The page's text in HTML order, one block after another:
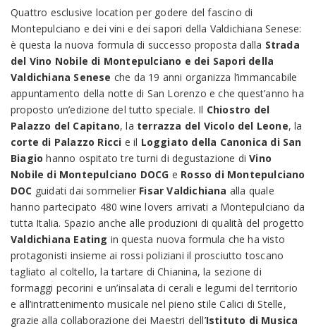
Quattro esclusive location per godere del fascino di
Montepulciano e dei vini e dei sapori della Valdichiana Senese:
è questa la nuova formula di successo proposta dalla Strada
del Vino Nobile di Montepulciano e dei Sapori della
Valdichiana Senese che da 19 anni organizza l’immancabile
appuntamento della notte di San Lorenzo e che quest’anno ha
proposto un’edizione del tutto speciale. Il Chiostro del
Palazzo del Capitano, la terrazza del Vicolo del Leone, la
corte di Palazzo Ricci e il Loggiato della Canonica di San
Biagio hanno ospitato tre turni di degustazione diVino
Nobile di Montepulciano DOCG e Rosso di Montepulciano
DOC guidati dai sommelier Fisar Valdichiana alla quale
hanno partecipato 480 wine lovers arrivati a Montepulciano da
tutta Italia. Spazio anche alle produzioni di qualità del progetto
Valdichiana Eating in questa nuova formula che ha visto
protagonisti insieme ai rossi poliziani il prosciutto toscano
tagliato al coltello, la tartare di Chianina, la sezione di
formaggi pecorini e un’insalata di cerali e legumi del territorio
e all’intrattenimento musicale nel pieno stile Calici di Stelle,
grazie alla collaborazione dei Maestri dell’Istituto di Musica